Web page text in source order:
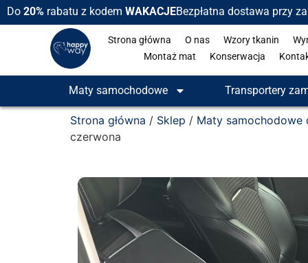
Do 20% rabatu z kodem WAKACJEBezpłatna dostawa przy
Strona główna O nas Wzory tkanin
Montaż mat
Konserwacja
Maty samochodowe Transportery
Strona główna / Sklep / Maty samochodowe
czerwona